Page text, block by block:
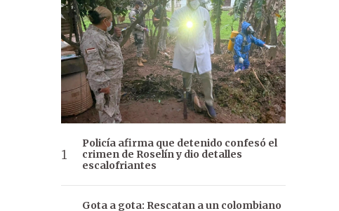
Policía afirma que detenido confesó el
crimen de Roselín y dio detalles
escalofriantes
Gota a gota: Rescatan a un colombiano